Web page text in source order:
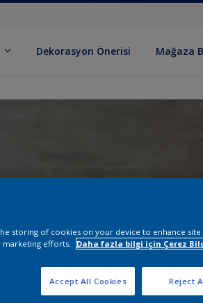
Dekorasyon Önerisi Mağaza
storing of cookies on your device to enhance site
marketing efforts.
Daha fazla bilgi için Çerez
Reject
Accept All Cookies